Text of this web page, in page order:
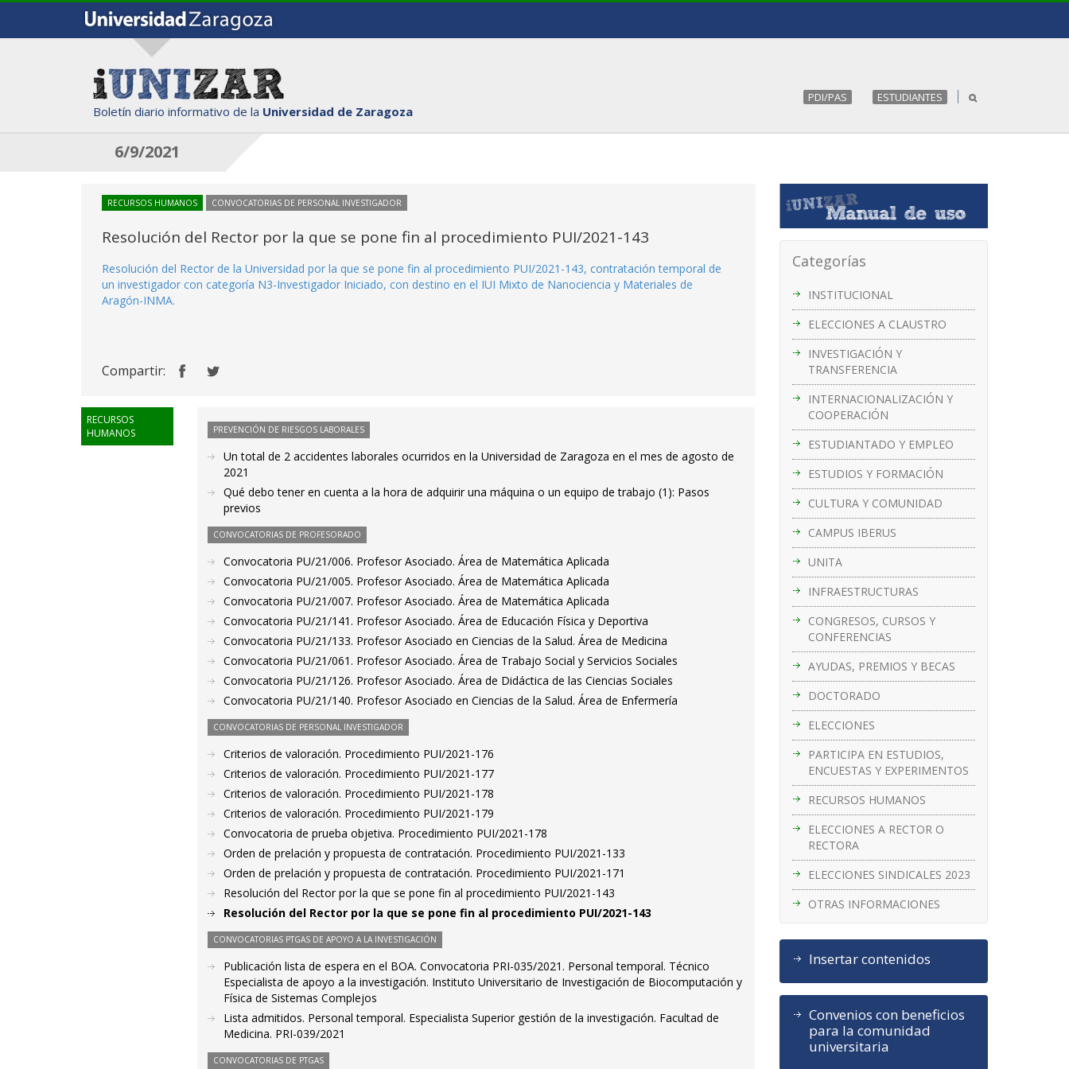
Boletín diario informativo de la Universidad de Zaragoza
PDI/PAS ESTUDIANTES
6/9/2021
Categorías
INSTITUCIONAL
ELECCIONES A CLAUSTRO
INVESTIGACIÓN Y
TRANSFERENCIA
INTERNACIONALIZACIÓN Y
COOPERACIÓN
ESTUDIANTADO Y EMPLEO
ESTUDIOS Y FORMACIÓN
CULTURA Y COMUNIDAD
CAMPUS IBERUS
UNITA
INFRAESTRUCTURAS
CONGRESOS, CURSOS Y
CONFERENCIAS
AYUDAS, PREMIOS Y BECAS
DOCTORADO
ELECCIONES
PARTICIPA EN ESTUDIOS,
ENCUESTAS Y EXPERIMENTOS
RECURSOS HUMANOS
ELECCIONES A RECTOR O
RECTORA
ELECCIONES SINDICALES 2023
OTRAS INFORMACIONES
Insertar contenidos
Convenios con beneficios
para la comunidad
universitaria
RECURSOS HUMANOS CONVOCATORIAS DE PERSONAL INVESTIGADOR
Resolución del Rector por la que se pone fin al procedimiento PUI/2021-143
Resolución del Rector de la Universidad por la que se pone fin al procedimiento PUI/2021-143, contratación temporal de
un investigador con categoría N3-Investigador Iniciado, con destino en el IUI Mixto de Nanociencia y Materiales de
Aragón-INMA.
Compartir:
RECURSOS
HUMANOS
PREVENCIÓN DE RIESGOS LABORALES
Un total de 2 accidentes laborales ocurridos en la Universidad de Zaragoza en el mes de agosto de
2021
Qué debo tener en cuenta a la hora de adquirir una máquina o un equipo de trabajo (1): Pasos
previos
CONVOCATORIAS DE PROFESORADO
Convocatoria PU/21/006. Profesor Asociado. Área de Matemática Aplicada
Convocatoria PU/21/005. Profesor Asociado. Área de Matemática Aplicada
Convocatoria PU/21/007. Profesor Asociado. Área de Matemática Aplicada
Convocatoria PU/21/141. Profesor Asociado. Área de Educación Física y Deportiva
Convocatoria PU/21/133. Profesor Asociado en Ciencias de la Salud. Área de Medicina
Convocatoria PU/21/061. Profesor Asociado. Área de Trabajo Social y Servicios Sociales
Convocatoria PU/21/126. Profesor Asociado. Área de Didáctica de las Ciencias Sociales
Convocatoria PU/21/140. Profesor Asociado en Ciencias de la Salud. Área de Enfermería
CONVOCATORIAS DE PERSONAL INVESTIGADOR
Criterios de valoración. Procedimiento PUI/2021-176
Criterios de valoración. Procedimiento PUI/2021-177
Criterios de valoración. Procedimiento PUI/2021-178
Criterios de valoración. Procedimiento PUI/2021-179
Convocatoria de prueba objetiva. Procedimiento PUI/2021-178
Orden de prelación y propuesta de contratación. Procedimiento PUI/2021-133
Orden de prelación y propuesta de contratación. Procedimiento PUI/2021-171
Resolución del Rector por la que se pone fin al procedimiento PUI/2021-143
Resolución del Rector por la que se pone fin al procedimiento PUI/2021-143
CONVOCATORIAS PTGAS DE APOYO A LA INVESTIGACIÓN
Publicación lista de espera en el BOA. Convocatoria PRI-035/2021. Personal temporal. Técnico
Especialista de apoyo a la investigación. Instituto Universitario de Investigación de Biocomputación y
Física de Sistemas Complejos
Lista admitidos. Personal temporal. Especialista Superior gestión de la investigación. Facultad de
Medicina. PRI-039/2021
CONVOCATORIAS DE PTGAS